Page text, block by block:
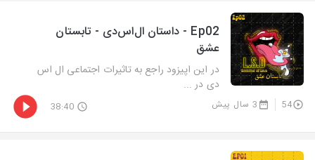
Ep02 - داستان ال‌اس‌دی - تابستان
عشق
در این اپیزود راجع به تاثیرات اجتماعی ال اس
دی در ...
54 3 سال پیش 38:40